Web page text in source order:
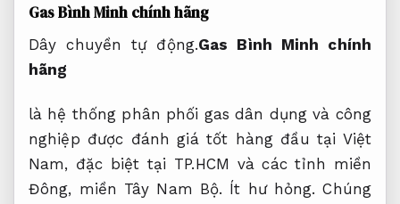
Gas Bình Minh chính hãng
Dây chuyền tự động.Gas Bình Minh chính
hãng
là hệ thống phân phối gas dân dụng và công
nghiệp được đánh giá tốt hàng đầu tại Việt
Nam, đặc biệt tại TP.HCM và các tỉnh miền
Đông, miền Tây Nam Bộ. Ít hư hỏng. Chúng